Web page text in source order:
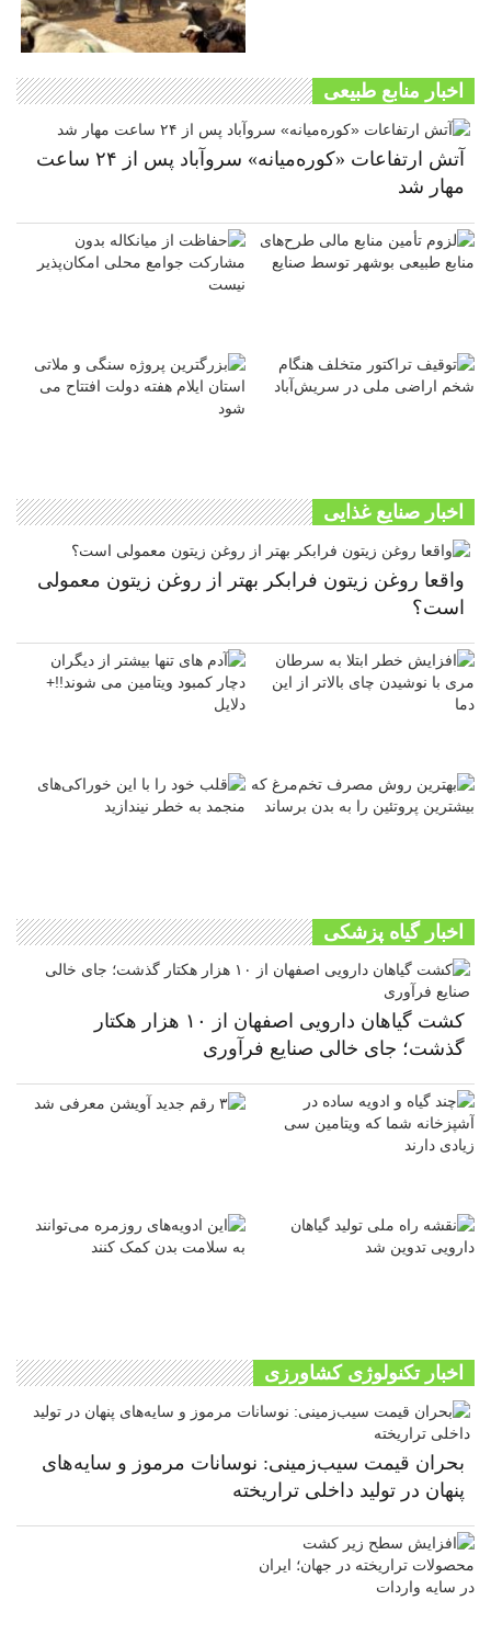
اخبار منابع طبیعی
آتش ارتفاعات «کوره‌میانه» سروآباد پس از ۲۴ ساعت
مهار شد
اخبار صنایع غذایی
واقعا روغن زیتون فرابکر بهتر از روغن زیتون معمولی
است؟
اخبار گیاه پزشکی
کشت گیاهان دارویی اصفهان از ۱۰ هزار هکتار
گذشت؛ جای خالی صنایع فرآوری
اخبار تکنولوژی کشاورزی
بحران قیمت سیب‌زمینی: نوسانات مرموز و سایه‌های
پنهان در تولید داخلی تراریخته